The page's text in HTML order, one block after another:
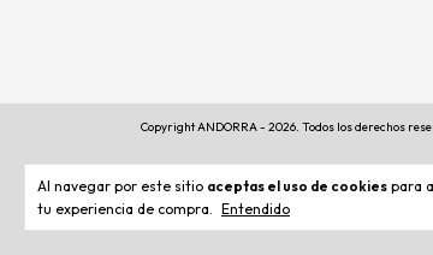
Al navegar por este sitio aceptas el uso de cookies para
tu experiencia de compra. Entendido
Copyright ANDORRA - 2026. Todos los derechos